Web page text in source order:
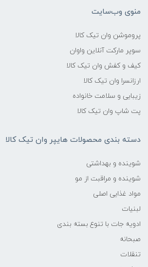
منوی وب‌سایت
پروموشن وان تیک کالا
سوپر مارکت آنلاین واوان
کیف و کفش وان تیک کالا
ارزانسرا وان تیک کالا
زیبایی و سلامت خانواده
پت شاپ وان تیک کالا
دسته بندی محصولات هایپر وان تیک کالا
شوینده و بهداشتی
شوینده و مراقبت از مو
مواد غذایی اصلی
لبنیات
ادویه جات با تنوع بسته بندی
صبحانه
تنقلات